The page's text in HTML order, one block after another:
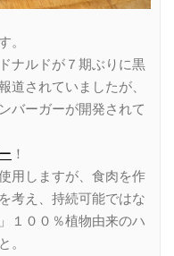
。
ナルドが７期ぶりに黒
道されていましたが、
バーガーが開発されて
！
用しますが、食肉を作
考え、持続可能ではな
１００％植物由来のハ
。